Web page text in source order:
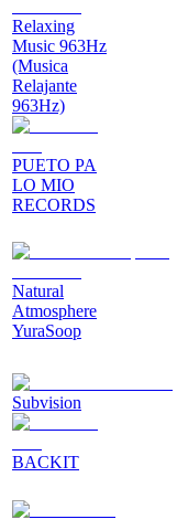
Relaxing
Music 963Hz
(Musica
Relajante
963Hz)
PUETO PA
LO MIO
RECORDS
Natural
Atmosphere
YuraSoop
Subvision
BACKIT